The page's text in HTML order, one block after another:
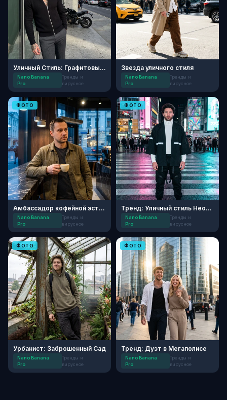
Уличный Стиль: Графитовый Минимализм
Nano Banana
Pro
Тренды и
вирусное
Звезда уличного стиля
Nano Banana
Pro
Тренды и
вирусное
ФОТО
Амбассадор кофейной эстетики
Nano Banana
Pro
Тренды и
вирусное
ФОТО
Тренд: Уличный стиль Нео-Токио
Nano Banana
Pro
Тренды и
вирусное
ФОТО
Урбанист: Заброшенный Сад
Nano Banana
Pro
Тренды и
вирусное
ФОТО
Тренд: Дуэт в Мегаполисе
Nano Banana
Pro
Тренды и
вирусное